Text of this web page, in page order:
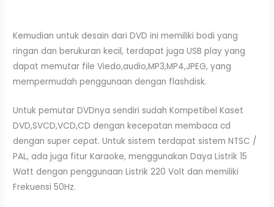
Kemudian untuk desain dari DVD ini memiliki bodi yang
ringan dan berukuran kecil, terdapat juga USB play yang
dapat memutar file Viedo,audio,MP3,MP4,JPEG, yang
mempermudah penggunaan dengan flashdisk.
Untuk pemutar DVDnya sendiri sudah Kompetibel Kaset
DVD,SVCD,VCD,CD dengan kecepatan membaca cd
dengan super cepat. Untuk sistem terdapat sistem NTSC /
PAL, ada juga fitur Karaoke, menggunakan Daya Listrik 15
Watt dengan penggunaan Listrik 220 Volt dan memiliki
Frekuensi 50Hz.